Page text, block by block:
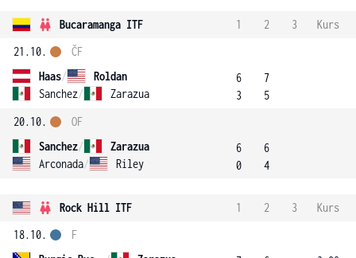
Bucaramanga ITF 1 2 3
Kurs
21.10.
Haas/
Roldan
Sanchez/ Zarazua
ČF
6
3
7
5
20.10.
Sanchez/
Zarazua
Arconada/ Riley
OF
6
0
6
4
Rock Hill ITF 1 2 3
Kurs
18.10.
F